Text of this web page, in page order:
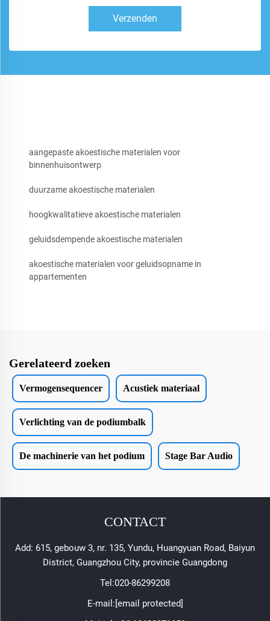
Verzenden
aangepaste akoestische materialen voor
binnenhuisontwerp
duurzame akoestische materialen
hoogkwalitatieve akoestische materialen
geluidsdempende akoestische materialen
akoestische materialen voor geluidsopname in
appartementen
Gerelateerd zoeken
Vermogensequencer Acustiek materiaal
Verlichting van de podiumbalk
De machinerie van het podium Stage Bar Audio
CONTACT
Add: 615, gebouw 3, nr. 135, Yundu, Huangyuan Road, Baiyun
District, Guangzhou City, provincie Guangdong
Tel:020-86299208
E-mail:[email protected]